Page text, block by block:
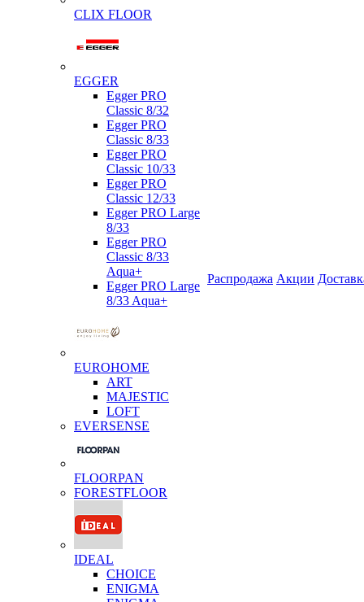
CLIX FLOOR
EGGER
Egger PRO
Classic 8/32
Egger PRO
Classic 8/33
Egger PRO
Classic 10/33
Egger PRO
Classic 12/33
Egger PRO Large
8/33
Egger PRO
Classic 8/33
Aqua+
Egger PRO Large
8/33 Aqua+
EUROHOME
ART
MAJESTIC
LOFT
EVERSENSE
FLOORPAN
FORESTFLOOR
IDEAL
CHOICE
ENIGMA
Распродажа Акции